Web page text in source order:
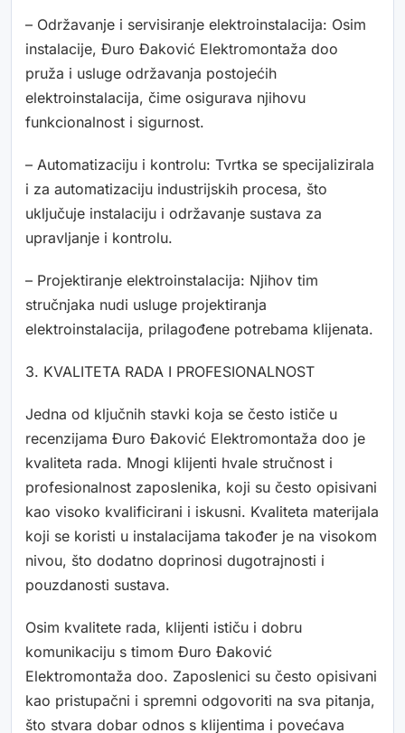
– Održavanje i servisiranje elektroinstalacija: Osim
instalacije, Đuro Đaković Elektromontaža doo
pruža i usluge održavanja postojećih
elektroinstalacija, čime osigurava njihovu
funkcionalnost i sigurnost.
– Automatizaciju i kontrolu: Tvrtka se specijalizirala
i za automatizaciju industrijskih procesa, što
uključuje instalaciju i održavanje sustava za
upravljanje i kontrolu.
– Projektiranje elektroinstalacija: Njihov tim
stručnjaka nudi usluge projektiranja
elektroinstalacija, prilagođene potrebama klijenata.
3. KVALITETA RADA I PROFESIONALNOST
Jedna od ključnih stavki koja se često ističe u
recenzijama Đuro Đaković Elektromontaža doo je
kvaliteta rada. Mnogi klijenti hvale stručnost i
profesionalnost zaposlenika, koji su često opisivani
kao visoko kvalificirani i iskusni. Kvaliteta materijala
koji se koristi u instalacijama također je na visokom
nivou, što dodatno doprinosi dugotrajnosti i
pouzdanosti sustava.
Osim kvalitete rada, klijenti ističu i dobru
komunikaciju s timom Đuro Đaković
Elektromontaža doo. Zaposlenici su često opisivani
kao pristupačni i spremni odgovoriti na sva pitanja,
što stvara dobar odnos s klijentima i povećava